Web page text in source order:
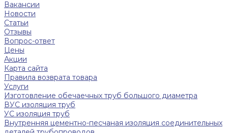
Вакансии
Новости
Статьи
Отзывы
Вопрос-ответ
Цены
Акции
Карта сайта
Правила возврата товара
Услуги
Изготовление обечаечных труб большого диаметра
ВУС изоляция труб
УС изоляция труб
Внутренняя цементно-песчаная изоляция соединительных